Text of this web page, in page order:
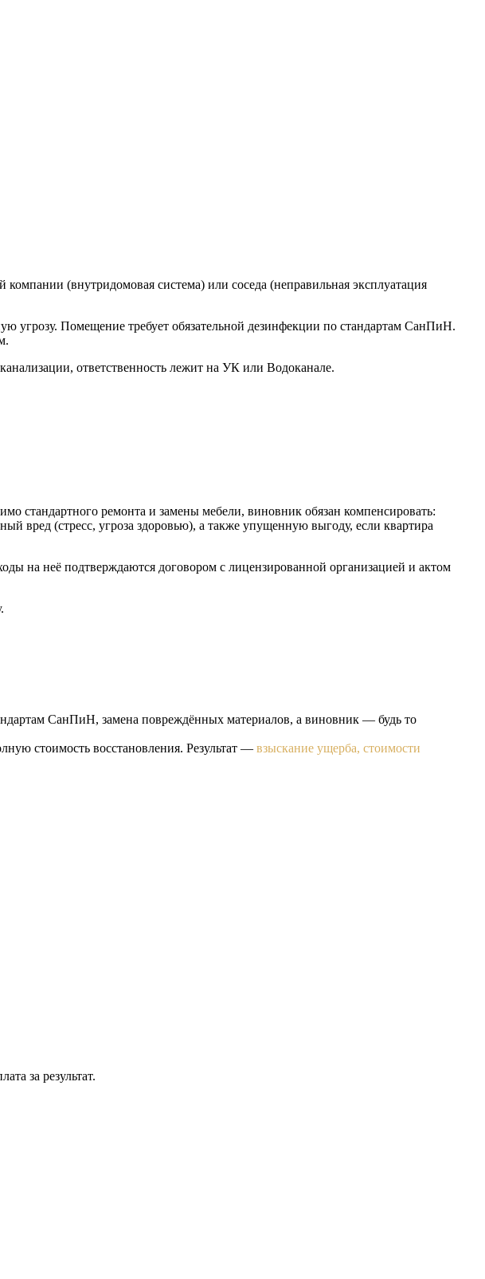
(внутридомовая система) или соседа (неправильная эксплуатация
угрозу. Помещение требует обязательной дезинфекции по стандартам СанПиН.
ответственность лежит на УК или Водоканале.
стандартного ремонта и замены мебели, виновник обязан компенсировать:
вред (стресс, угроза здоровью), а также упущенную выгоду, если квартира
на неё подтверждаются договором с лицензированной организацией и актом
СанПиН, замена повреждённых материалов, а виновник — будь то
стоимость восстановления. Результат — взыскание ущерба, стоимости
за результат.